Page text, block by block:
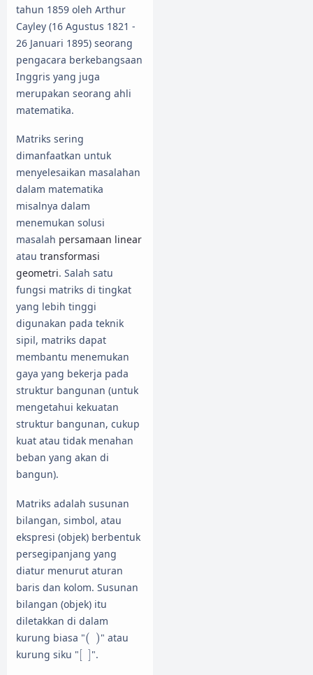
tahun 1859 oleh Arthur
Cayley (16 Agustus 1821 -
26 Januari 1895) seorang
pengacara berkebangsaan
Inggris yang juga
merupakan seorang ahli
matematika.
Matriks sering
dimanfaatkan untuk
menyelesaikan masalahan
dalam matematika
misalnya dalam
menemukan solusi
masalah persamaan linear
atau transformasi
geometri. Salah satu
fungsi matriks di tingkat
yang lebih tinggi
digunakan pada teknik
sipil, matriks dapat
membantu menemukan
gaya yang bekerja pada
struktur bangunan (untuk
mengetahui kekuatan
struktur bangunan, cukup
kuat atau tidak menahan
beban yang akan di
bangun).
Matriks adalah susunan
bilangan, simbol, atau
ekspresi (objek) berbentuk
persegipanjang yang
diatur menurut aturan
baris dan kolom. Susunan
bilangan (objek) itu
diletakkan di dalam
kurung biasa "( )
( ) " atau
kurung siku " [ ]
[ ]".